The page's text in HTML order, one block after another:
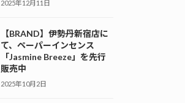
2025年12月11日
【BRAND】伊勢丹新宿店に
て、ペーパーインセンス
「Jasmine Breeze」を先行
販売中
2025年10月2日